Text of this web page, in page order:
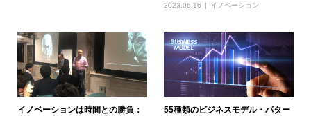
2023.06.16 イノベーション
イノベーションは時間との勝負：
55種類のビジネスモデル・パター